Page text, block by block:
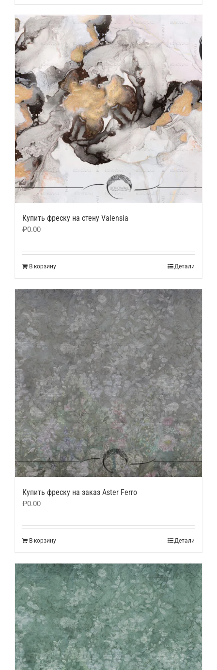
Купить фреску на стену Valensia
₽0.00
В корзину Детали
Купить фреску на заказ Aster Ferro
₽0.00
В корзину Детали